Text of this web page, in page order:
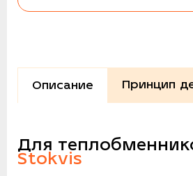
Описание Принцип
Для
Stokvis